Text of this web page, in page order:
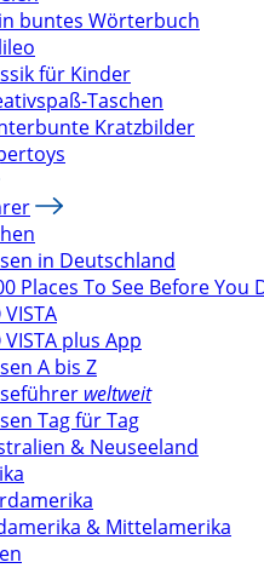
buntes Wörterbuch
für Kinder
Taschen
Kratzbilder
in Deutschland
Places To See Before You
VISTA
VISTA plus App
A bis Z
weltweit
Tag für Tag
& Neuseeland
& Mittelamerika